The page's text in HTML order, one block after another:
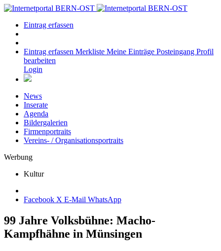
Eintrag erfassen
Eintrag erfassen Merkliste Meine Einträge Posteingang Profil
bearbeiten
Login
News
Inserate
Agenda
Bildergalerien
Firmenportraits
Vereins- / Organisationsportraits
Werbung
Kultur
Facebook X E-Mail WhatsApp
99 Jahre Volksbühne: Macho-
Kampfhähne in Münsingen